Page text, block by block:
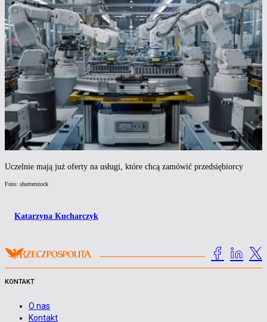
Uczelnie mają już oferty na usługi, które chcą zamówić przedsiębiorcy
Foto: shutterstock
Katarzyna Kucharczyk
KONTAKT
O nas
Kontakt